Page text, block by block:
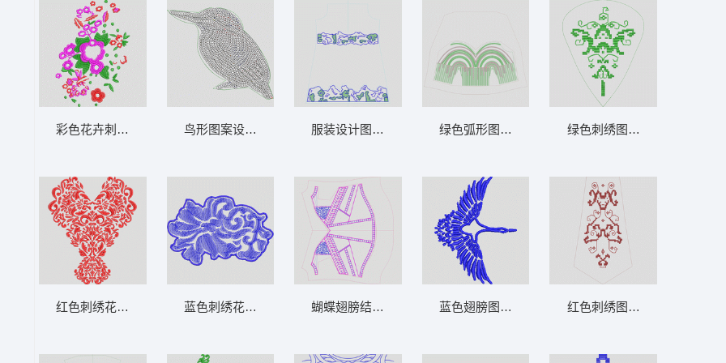
彩色花卉刺绣图案 花朵
红色刺绣花纹图案 领
鸟形图案设计图 鸟 珠片
蓝色刺绣花卉图案 曲线
服装设计图案草图 条码
蝴蝶翅膀结构图 曲线
绿色弧形图案设计图 裙 珠片
蓝色翅膀图案设计 鹤
绿色刺绣图案吉他拨片 抽象
红色刺绣图案设计图 抽象 马